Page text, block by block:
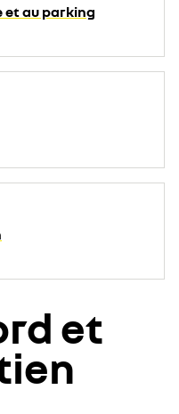
et au parking
et